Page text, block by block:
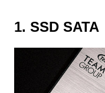
1. SSD SATA